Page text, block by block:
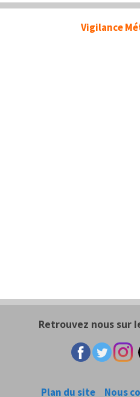
Vigilance
Retrouvez nous sur
Plan du site Nous